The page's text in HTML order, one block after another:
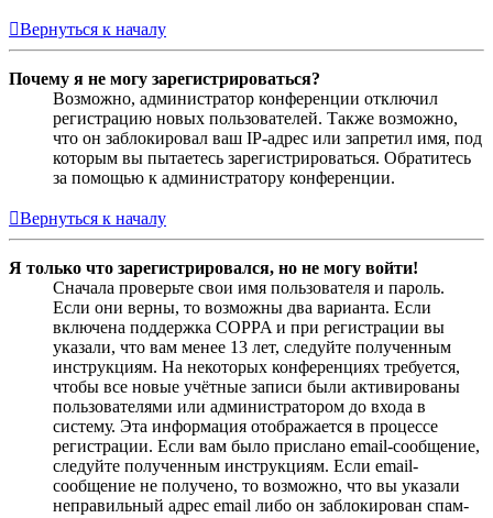
Вернуться к началу
Почему я не могу зарегистрироваться?
Возможно, администратор конференции отключил
регистрацию новых пользователей. Также возможно,
что он заблокировал ваш IP-адрес или запретил имя, под
которым вы пытаетесь зарегистрироваться. Обратитесь
за помощью к администратору конференции.
Вернуться к началу
Я только что зарегистрировался, но не могу войти!
Сначала проверьте свои имя пользователя и пароль.
Если они верны, то возможны два варианта. Если
включена поддержка COPPA и при регистрации вы
указали, что вам менее 13 лет, следуйте полученным
инструкциям. На некоторых конференциях требуется,
чтобы все новые учётные записи были активированы
пользователями или администратором до входа в
систему. Эта информация отображается в процессе
регистрации. Если вам было прислано email-сообщение,
следуйте полученным инструкциям. Если email-
сообщение не получено, то возможно, что вы указали
неправильный адрес email либо он заблокирован спам-